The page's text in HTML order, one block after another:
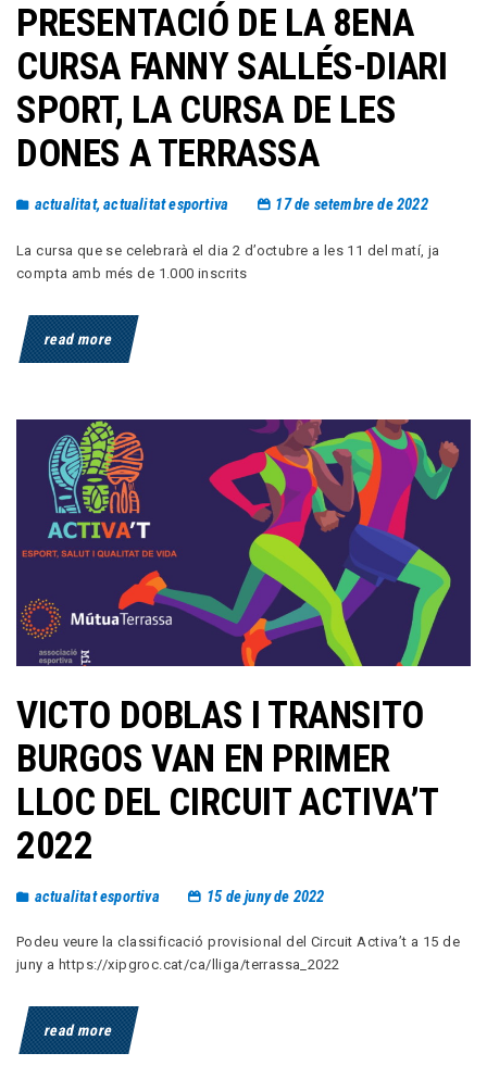
PRESENTACIÓ DE LA 8ENA
CURSA FANNY SALLÉS-DIARI
SPORT, LA CURSA DE LES
DONES A TERRASSA
actualitat,actualitat esportiva 17 de setembre de 2022
La cursa que se celebrarà el dia 2 d’octubre a les 11 del matí, ja
compta amb més de 1.000 inscrits
read more
VICTO DOBLAS I TRANSITO
BURGOS VAN EN PRIMER
LLOC DEL CIRCUIT ACTIVA’T
2022
actualitat esportiva 15 de juny de 2022
Podeu veure la classificació provisional del Circuit Activa’t a 15 de
juny a https://xipgroc.cat/ca/lliga/terrassa_2022
read more